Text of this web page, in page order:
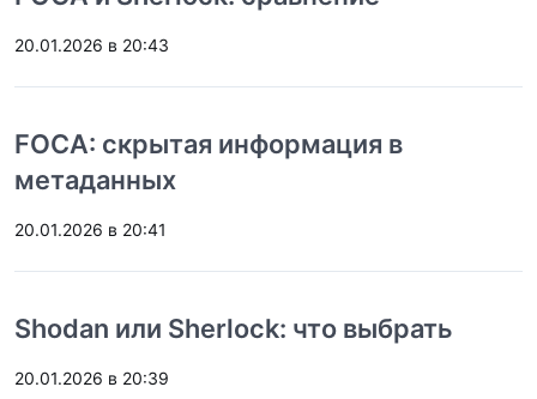
20.01.2026 в 20:43
FOCA: скрытая информация в
метаданных
20.01.2026 в 20:41
Shodan или Sherlock: что выбрать
20.01.2026 в 20:39